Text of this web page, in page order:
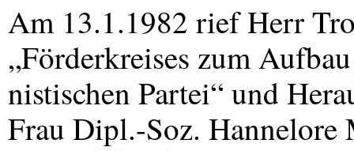
Am 13.1.1982 rief Herr
„Förderkreises zum
nistischen Partei“ und
Frau Dipl.-Soz. Hannelore